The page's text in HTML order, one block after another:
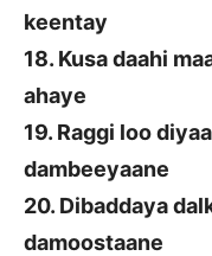
keentay
18. Kusa daahi
ahaye
19. Raggi loo
dambeeyaane
20. Dibaddaya
damoostaane